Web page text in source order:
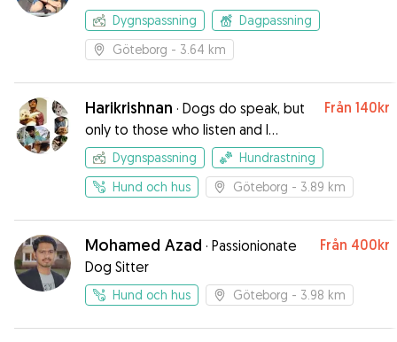
Dygnspassning
Dagpassning
Göteborg - 3.64 km
Harikrishnan · Dogs do speak, but
only to those who listen and I
believe I am a listener
Från 140kr
Dygnspassning
Hundrastning
Hund och hus
Göteborg - 3.89 km
Mohamed Azad · Passionionate
Dog Sitter
Från 400kr
Hund och hus Göteborg - 3.98 km